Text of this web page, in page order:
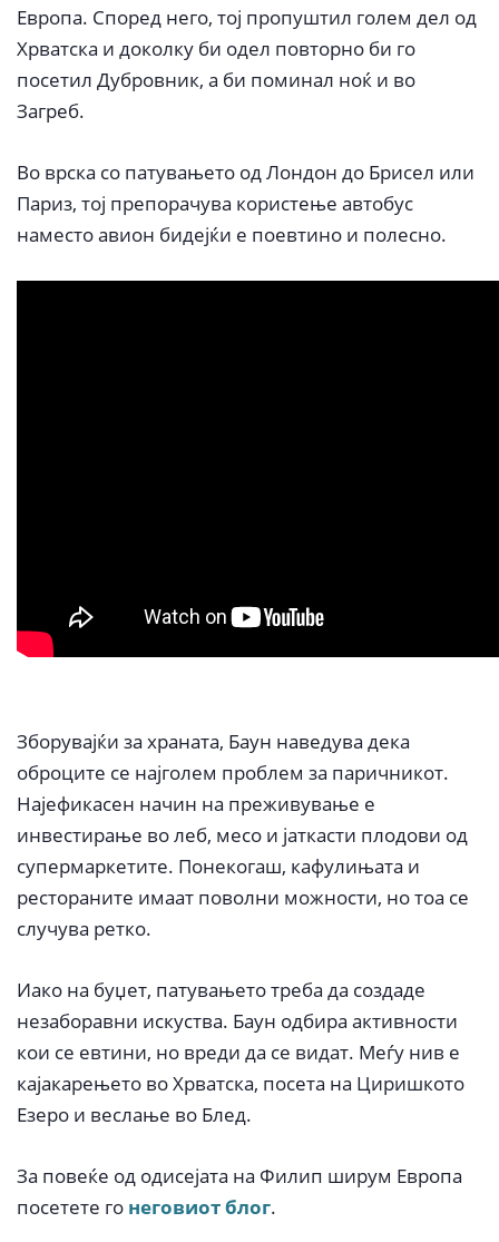
Европа. Според него, тој пропуштил голем дел од
Хрватска и доколку би одел повторно би го
посетил Дубровник, а би поминал ноќ и во
Загреб.
Во врска со патувањето од Лондон до Брисел или
Париз, тој препорачува користење автобус
наместо авион бидејќи е поевтино и полесно.
Зборувајќи за храната, Баун наведува дека
оброците се најголем проблем за паричникот.
Најефикасен начин на преживување е
инвестирање во леб, месо и јаткасти плодови од
супермаркетите. Понекогаш, кафулињата и
рестораните имаат поволни можности, но тоа се
случува ретко.
Иако на буџет, патувањето треба да создаде
незаборавни искуства. Баун одбира активности
кои се евтини, но вреди да се видат. Меѓу нив е
кајакарењето во Хрватска, посета на Циришкото
Езеро и веслање во Блед.
За повеќе од одисејата на Филип ширум Европа
посетете го неговиот блог.